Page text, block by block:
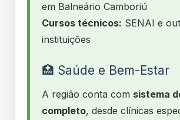
em Balneário Camboriú
Cursos técnicos: SENAI e
instituições
🏥 Saúde e Bem-Estar
A região conta com sistema
completo, desde clínicas